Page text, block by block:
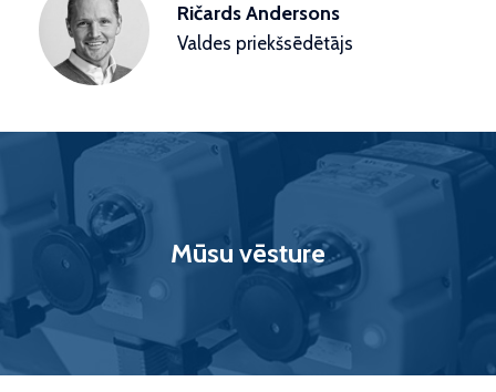
Ričards Andersons
Valdes priekšsēdētājs
Mūsu vēsture